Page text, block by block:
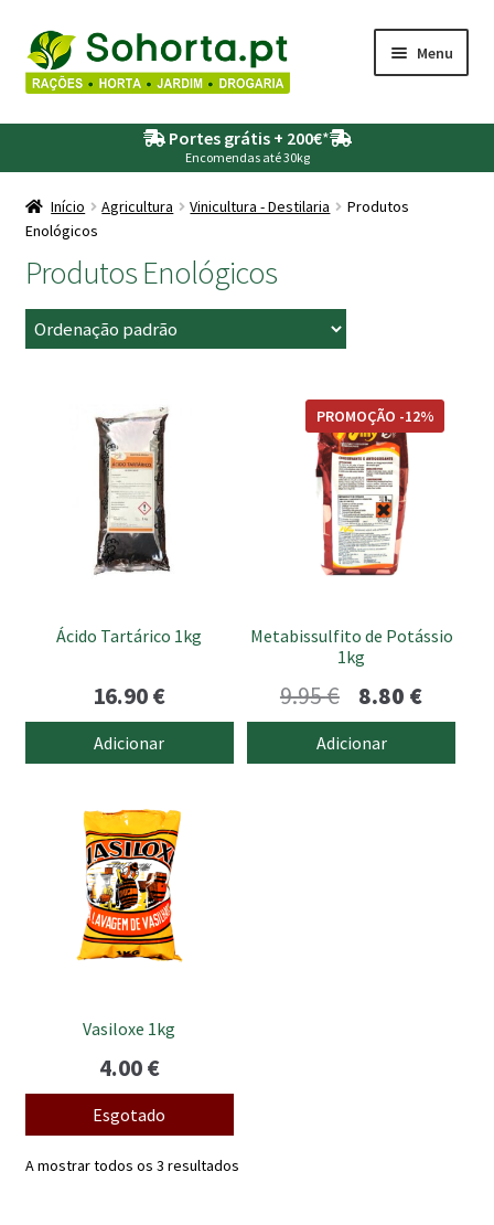
Ir
para
a
navegação
Saltar
para
o
conteúdo
Menu
Agricultura
Drogaria
Piscinas
Portes grátis + 200€*
Encomendas até 30kg
Início Agricultura Vinicultura - Destilaria
Produtos
Enológicos
Produtos Enológicos
Ácido Tartárico 1kg
16.90€
Adicionar
Metabissulfito de Potássio
1kg
PROMOÇÃO -12%
9.95€
preço
original
8.80 €O
preço
atual
Adicionar
Vasiloxe 1kg
4.00€
Esgotado
A mostrar todos os 3 resultados